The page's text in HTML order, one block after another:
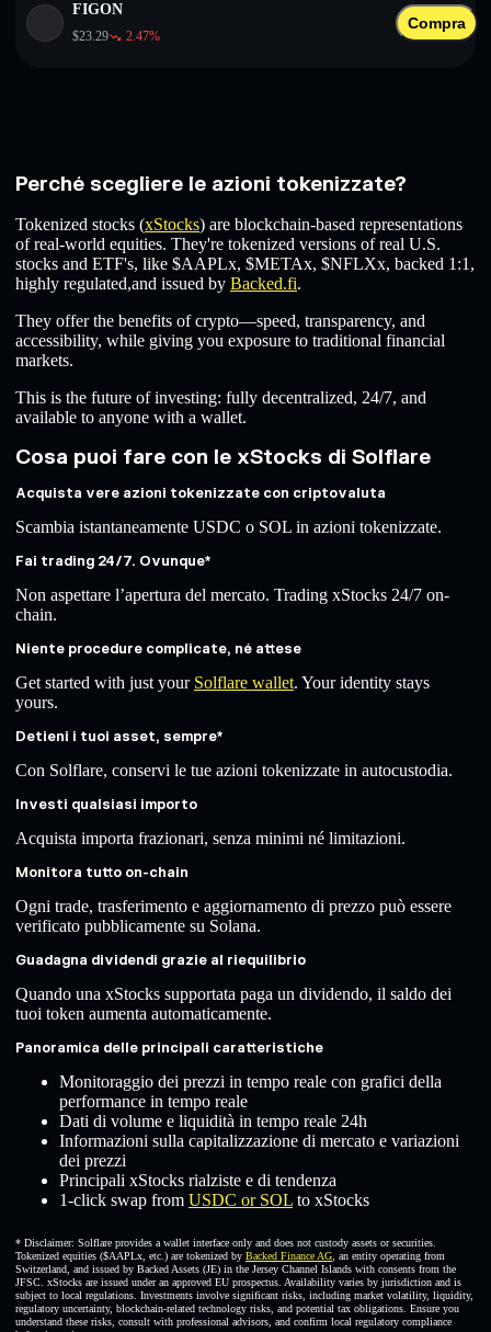
FIGON
$23.29 2.47%
Compra
Perché scegliere le azioni tokenizzate?
Tokenized stocks (xStocks) are blockchain-based representations
of real-world equities. They're tokenized versions of real U.S.
stocks and ETF's, like $AAPLx, $METAx, $NFLXx, backed 1:1,
highly regulated,and issued by Backed.fi.
They offer the benefits of crypto—speed, transparency, and
accessibility, while giving you exposure to traditional financial
markets.
This is the future of investing: fully decentralized, 24/7, and
available to anyone with a wallet.
Cosa puoi fare con le xStocks di Solflare
Acquista vere azioni tokenizzate con criptovaluta
Scambia istantaneamente USDC o SOL in azioni tokenizzate.
Fai trading 24/7. Ovunque*
Non aspettare l’apertura del mercato. Trading xStocks 24/7 on-
chain.
Niente procedure complicate, né attese
Get started with just your Solflare wallet. Your identity stays
yours.
Detieni i tuoi asset, sempre*
Con Solflare, conservi le tue azioni tokenizzate in autocustodia.
Investi qualsiasi importo
Acquista importa frazionari, senza minimi né limitazioni.
Monitora tutto on-chain
Ogni trade, trasferimento e aggiornamento di prezzo può essere
verificato pubblicamente su Solana.
Guadagna dividendi grazie al riequilibrio
Quando una xStocks supportata paga un dividendo, il saldo dei
tuoi token aumenta automaticamente.
Panoramica delle principali caratteristiche
Monitoraggio dei prezzi in tempo reale con grafici della
performance in tempo reale
Dati di volume e liquidità in tempo reale 24h
Informazioni sulla capitalizzazione di mercato e variazioni
dei prezzi
Principali xStocks rialziste e di tendenza
1-click swap from USDC or SOL to xStocks
* Disclaimer: Solflare provides a wallet interface only and does not custody assets or securities.
Tokenized equities ($AAPLx, etc.) are tokenized by Backed Finance AG, an entity operating from
Switzerland, and issued by Backed Assets (JE) in the Jersey Channel Islands with consents from the
JFSC. xStocks are issued under an approved EU prospectus. Availability varies by jurisdiction and is
subject to local regulations. Investments involve significant risks, including market volatility, liquidity,
regulatory uncertainty, blockchain-related technology risks, and potential tax obligations. Ensure you
understand these risks, consult with professional advisors, and confirm local regulatory compliance